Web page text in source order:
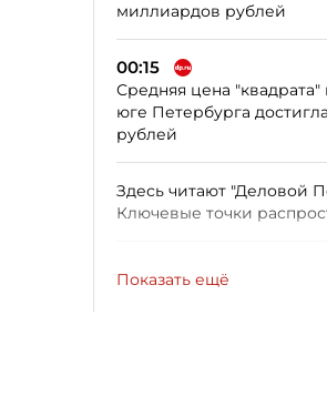
миллиардов рублей
00:15
Средняя цена
юге Петербурга
рублей
Здесь читают "Деловой
Ключевые точки
Показать ещё